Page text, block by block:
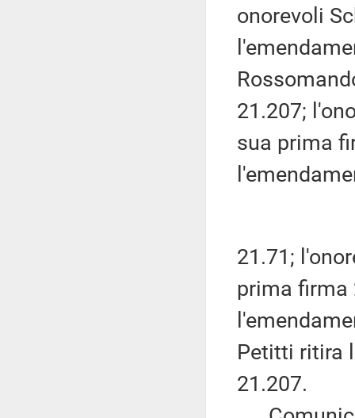
onorevoli
21.207;
sua prima
21.71;
prima firma
Petitti ritira
21.207.